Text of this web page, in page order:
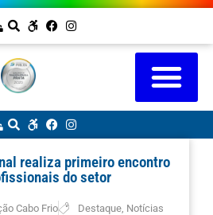
realiza primeiro encontro
do setor
Cabo Frio Destaque, Notícias